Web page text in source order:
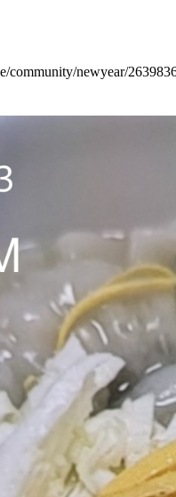
community/newyear/